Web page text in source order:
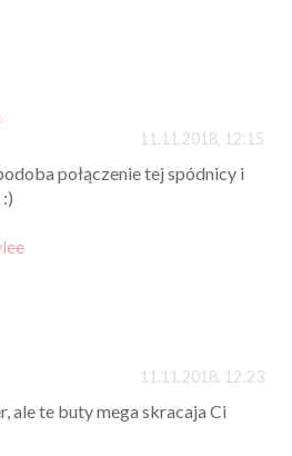
11.11.2018, 12:15
połączenie tej spódnicy i
11.11.2018, 12:23
ale te buty mega skracaja Ci